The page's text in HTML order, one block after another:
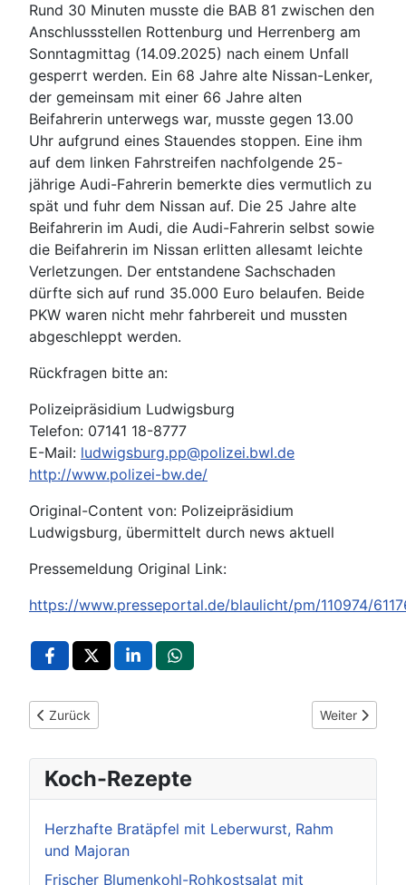
Rund 30 Minuten musste die BAB 81 zwischen den
Anschlussstellen Rottenburg und Herrenberg am
Sonntagmittag (14.09.2025) nach einem Unfall
gesperrt werden. Ein 68 Jahre alte Nissan-Lenker,
der gemeinsam mit einer 66 Jahre alten
Beifahrerin unterwegs war, musste gegen 13.00
Uhr aufgrund eines Stauendes stoppen. Eine ihm
auf dem linken Fahrstreifen nachfolgende 25-
jährige Audi-Fahrerin bemerkte dies vermutlich zu
spät und fuhr dem Nissan auf. Die 25 Jahre alte
Beifahrerin im Audi, die Audi-Fahrerin selbst sowie
die Beifahrerin im Nissan erlitten allesamt leichte
Verletzungen. Der entstandene Sachschaden
dürfte sich auf rund 35.000 Euro belaufen. Beide
PKW waren nicht mehr fahrbereit und mussten
abgeschleppt werden.
Rückfragen bitte an:
Polizeipräsidium Ludwigsburg
Telefon: 07141 18-8777
E-Mail: ludwigsburg.pp@polizei.bwl.de
http://www.polizei-bw.de/
Original-Content von: Polizeipräsidium
Ludwigsburg, übermittelt durch news aktuell
Pressemeldung Original Link:
https://www.presseportal.de/blaulicht/pm/110974/
Vorheriger Beitrag: POL-LB: Leonberg: Dieb bestiehlt 83-
Zurück Nächster
Weiter
Koch-Rezepte
Herzhafte Bratäpfel mit Leberwurst, Rahm
und Majoran
Frischer Blumenkohl-Rohkostsalat mit